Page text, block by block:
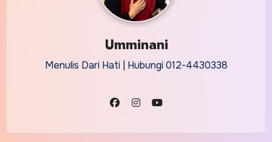
Umminani
Menulis Dari Hati | Hubungi 012-4430338